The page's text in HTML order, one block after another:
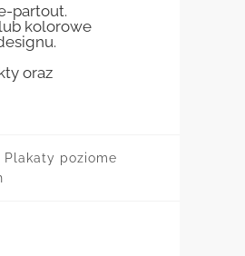
partout.
kolorowe
oraz
Plakaty poziome